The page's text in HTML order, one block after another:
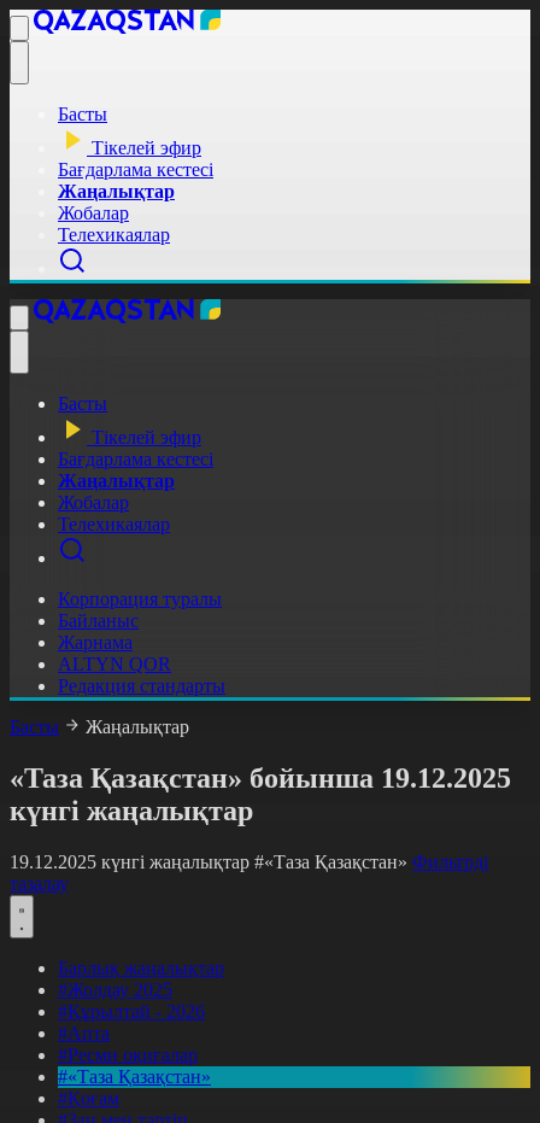
Басты
Тікелей эфир
Бағдарлама кестесі
Жаңалықтар
Жобалар
Телехикаялар
Басты
Тікелей эфир
Бағдарлама кестесі
Жаңалықтар
Жобалар
Телехикаялар
Корпорация туралы
Байланыс
Жарнама
ALTYN QOR
Редакция стандарты
Басты
Жаңалықтар
«Таза Қазақстан» бойынша 19.12.2025
күнгі жаңалықтар
19.12.2025 күнгі жаңалықтар #«Таза Қазақстан» Фильтрді
тазалау
Барлық жаңалықтар
#Жолдау 2025
#Құрылтай - 2026
#Апта
#Ресми оқиғалар
#«Таза Қазақстан»
#Қоғам